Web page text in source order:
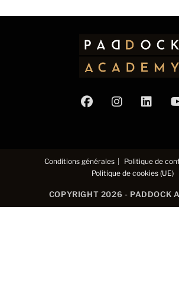
Conditions générales
Politique de
Politique de cookies (UE)
COPYRIGHT 2026 - PADDOCK